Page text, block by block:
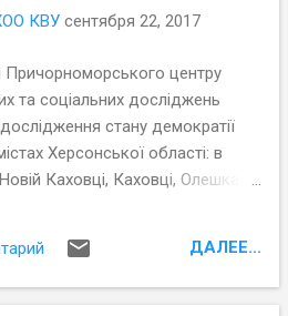
інформації офіційних
Разом з представниками влади
під час круглого столу
КВУ сентября 22, 2017
Причорноморського центру
та соціальних досліджень
стану демократії
Херсонської області: в
Каховці, Каховці, Олешках,
містах в 2016 та на початку
процедури демократії
ДАЛЕЕ...